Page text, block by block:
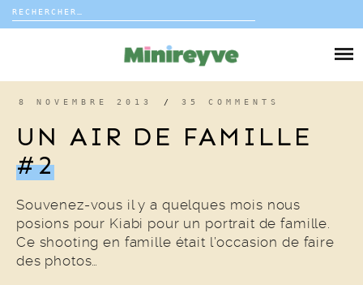
Rechercher :
DÉCO
COUP DE COEUR
8 NOVEMBRE 2013 / 35 COMMENTS
UN AIR DE FAMILLE
#2
Souvenez-vous il y a quelques mois nous
posions pour Kiabi pour un portrait de famille.
Ce shooting en famille était l’occasion de faire
des photos…